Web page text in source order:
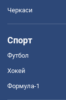
Черкаси
Спорт
Футбол
Хокей
Формула-1